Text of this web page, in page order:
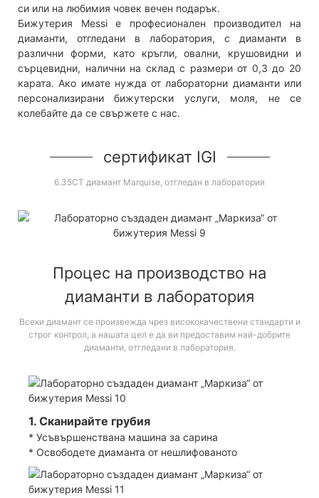
си или на любимия човек вечен подарък.
Бижутерия Messi е професионален производител на
диаманти, отгледани в лаборатория, с диаманти в
различни форми, като кръгли, овални, крушовидни и
сърцевидни, налични на склад с размери от 0,3 до 20
карата. Ако имате нужда от лабораторни диаманти или
персонализирани бижутерски услуги, моля, не се
колебайте да се свържете с нас.
сертификат IGI
6.35CT диамант Marquise, отгледан в лаборатория
Процес на производство на
диаманти в лаборатория
Всеки диамант се произвежда чрез висококачествени стандарти и
строг контрол, а нашата цел е да ви предоставим най-добрите
диаманти, отгледани в лаборатория.
1. Сканирайте грубия
* Усъвършенствана машина за сарина
* Освободете диаманта от нешлифованото